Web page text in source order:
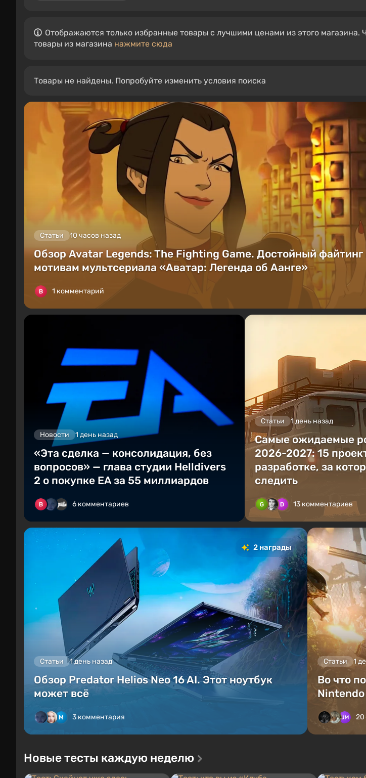
Отображаются только избранные товары с лучшими ценами из этого магазина.
товары из магазина нажмите сюда
Товары не найдены. Попробуйте изменить условия поиска
Статьи 10 часов назад
Обзор Avatar Legends: The Fighting Game. Достойный файтинг
мотивам мультсериала «Аватар: Легенда об Аанге»
1 комментарий
Новости 1 день назад
«Эта сделка — консолидация, без
вопросов» — глава студии Helldivers
2 о покупке EA за 55 миллиардов
6 комментариев
Статьи 1 день назад
Самые ожидаемые
2026-2027: 15
разработке, за
следить
13 комментариев
2 награды
Статьи 1 день назад
Обзор Predator Helios Neo 16 AI. Этот ноутбук
может всё
3 комментария
Статьи 1
Во что
20
Новые тесты каждую неделю